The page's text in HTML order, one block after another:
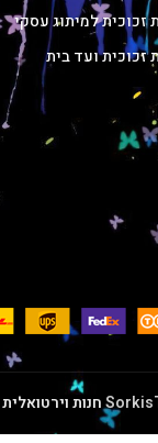
זכוכית למיתוג עסקי
זכוכית ועד בית
חנות וירטואלית